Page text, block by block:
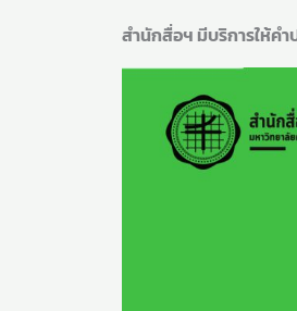
สำนักสื่อฯ มีบริการให้ค